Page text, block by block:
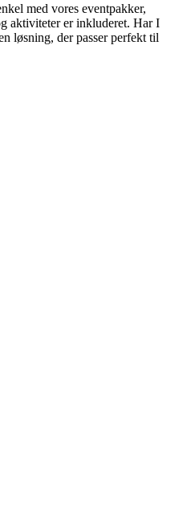
med vores eventpakker,
aktiviteter er inkluderet. Har I
løsning, der passer perfekt til